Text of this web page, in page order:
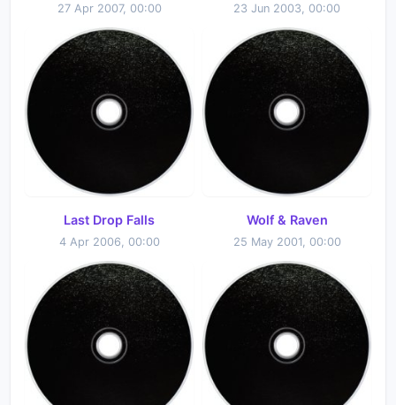
27 Apr 2007, 00:00 23 Jun 2003, 00:00
Last Drop Falls
4 Apr 2006, 00:00
Wolf & Raven
25 May 2001, 00:00